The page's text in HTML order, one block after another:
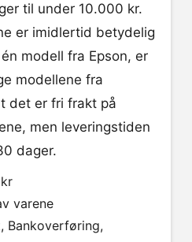
til under 10.000 kr.
er imidlertid betydelig
modell fra Epson, er
modellene fra
det er fri frakt på
men leveringstiden
dager.
varene